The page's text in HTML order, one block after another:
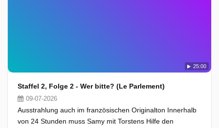
25:00
Staffel 2, Folge 2 - Wer bitte? (Le Parlement)
09-07-2026
Ausstrahlung auch im französischen Originalton Innerhalb
von 24 Stunden muss Samy mit Torstens Hilfe den